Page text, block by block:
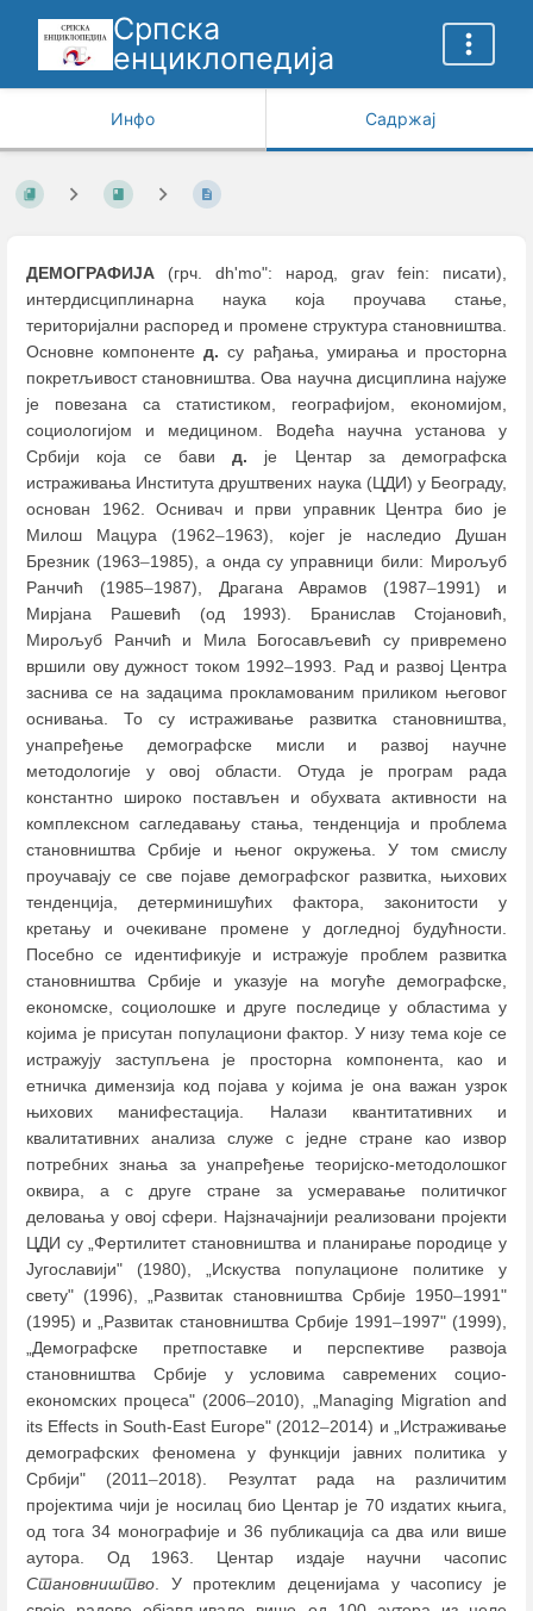
Српска
енциклопедија
Инфо Садржај
ДЕМОГРАФИЈА (грч. dh'mo": народ, grav fein: писати),
интердисциплинарна наука која проучава стање,
територијални распоред и промене структура становништва.
Основне компонентед. су рађања, умирања и просторна
покретљивост становништва. Ова научна дисциплина најуже
је повезана са статистиком, географијом, економијом,
социологијом и медицином. Водећа научна установа у
Србији која се бави д. је Центар за демографска
истраживања Института друштвених наука (ЦДИ) у Београду,
основан 1962. Оснивач и први управник Центра био је
Милош Мацура (1962–1963), којег је наследио Душан
Брезник (1963–1985), а онда су управници били: Мирољуб
Ранчић (1985–1987), Драгана Аврамов (1987–1991) и
Мирјана Рашевић (од 1993). Бранислав Стојановић,
Мирољуб Ранчић и Мила Богосављевић су привремено
вршили ову дужност током 1992–1993. Рад и развој Центра
заснива се на задацима прокламованим приликом његовог
оснивања. То су истраживање развитка становништва,
унапређење демографске мисли и развој научне
методологије у овој области. Отуда је програм рада
константно широко постављен и обухвата активности на
комплексном сагледавању стања, тенденција и проблема
становништва Србије и њеног окружења. У том смислу
проучавају се све појаве демографског развитка, њихових
тенденција, детерминишућих фактора, законитости у
кретању и очекиване промене у догледној будућности.
Посебно се идентификује и истражује проблем развитка
становништва Србије и указује на могуће демографске,
економске, социолошке и друге последице у областима у
којима је присутан популациони фактор. У низу тема које се
истражују заступљена је просторна компонента, као и
етничка димензија код појава у којима је она важан узрок
њихових манифестација. Налази квантитативних и
квалитативних анализа служе с једне стране као извор
потребних знања за унапређење теоријско-методолошког
оквира, а с друге стране за усмеравање политичког
деловања у овој сфери. Најзначајнији реализовани пројекти
ЦДИ су „Фертилитет становништва и планирање породице у
Југославији" (1980), „Искуства популационе политике у
свету" (1996), „Развитак становништва Србије 1950–1991"
(1995) и „Развитак становништва Србије 1991–1997" (1999),
„Демографске претпоставке и перспективе развоја
становништва Србије у условима савремених социо-
економских процеса" (2006–2010), „Managing Migration and
its Effects in South-East Europe" (2012–2014) и „Истраживање
демографских феномена у функцији јавних политика у
Србији" (2011–2018). Резултат рада на различитим
пројектима чији је носилац био Центар је 70 издатих књига,
од тога 34 монографије и 36 публикација са два или више
аутора. Од 1963. Центар издаје научни часопис
Становништво. У протеклим деценијама у часопису је